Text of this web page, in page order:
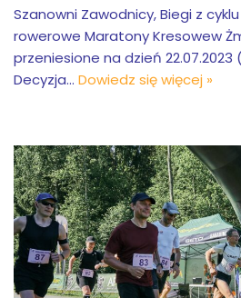
Szanowni Zawodnicy, Biegi z
rowerowe Maratony Kresowew
przeniesione na dzień
Decyzja… Dowiedz się więcej »